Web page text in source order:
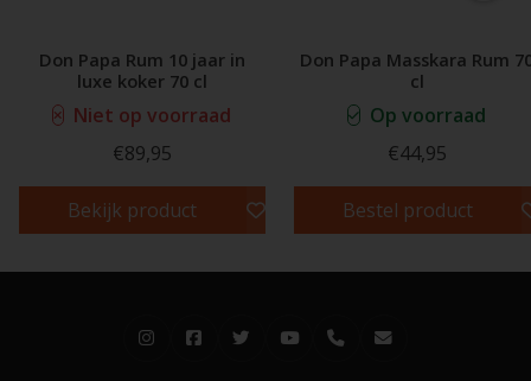
Don Papa Rum 10 jaar in
luxe koker 70 cl
Niet op voorraad
€89,95
Bekijk product
Don Papa Masskara Rum
cl
Op voorraad
€44,95
Bestel product